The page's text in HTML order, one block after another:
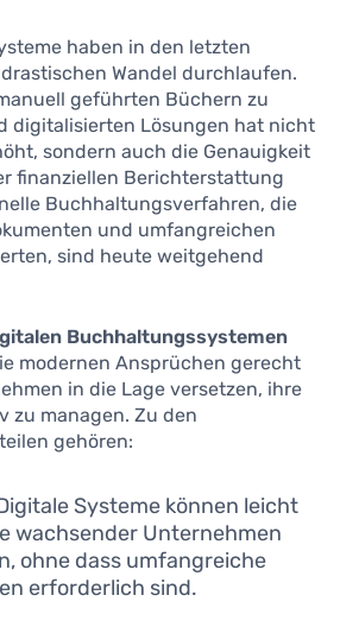
haben in den letzten
Wandel durchlaufen.
geführten Büchern zu
digitalisierten Lösungen hat nicht
sondern auch die Genauigkeit
finanziellen Berichterstattung
Buchhaltungsverfahren, die
und umfangreichen
sind heute weitgehend
Buchhaltungssystemen
modernen Ansprüchen gerecht
in die Lage versetzen, ihre
zu managen. Zu den
gehören:
Systeme können leicht
wachsender Unternehmen
ohne dass umfangreiche
erforderlich sind.